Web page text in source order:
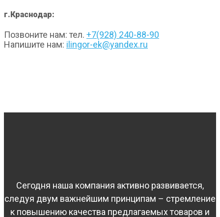
г.Краснодар:
Позвоните нам: тел. +7(928) 240-88-90
Напишите нам: ilingor-ek@yandex.ru
Сегодня наша компания активно развивается,
следуя двум важнейшим принципам – стремление
к повышению качества предлагаемых товаров и